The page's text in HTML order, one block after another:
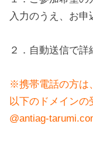
入力のうえ、お申
２．自動送信で詳
※携帯電話の方は
以下のドメインの
@antiag-